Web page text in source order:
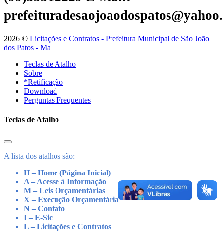
2026 © Licitações e Contratos - Prefeitura Municipal de São João
dos Patos - Ma
Teclas de Atalho
Sobre
*Retificação
Download
Perguntas Frequentes
Teclas de Atalho
A lista dos atalhos são:
H – Home (Página Inicial)
A – Acesse à Informação
M – Leis Orçamentárias
X – Execução Orçamentária
N – Contato
I – E-Sic
L – Licitações e Contratos